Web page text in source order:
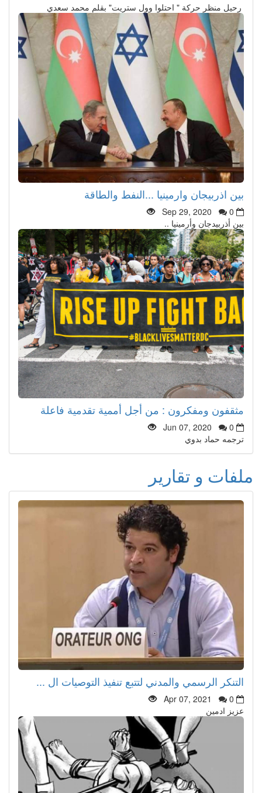
رحيل منظر حركة " احتلوا وول ستريت" بقلم محمد سعدي
بين اذربيجان وارمينيا ...النفط والطاقة
Sep 29, 2020
0
بين أذربيدجان وأرمينيا ..
مثقفون ومفكرون : من أجل أممية تقدمية فاعلة
Jun 07, 2020
0
ترجمه حماد بدوي
ملفات و تقارير
التنكر الرسمي والمدني لتتبع تنفيذ التوصيات ال ...
Apr 07, 2021
0
عزيز ادمين